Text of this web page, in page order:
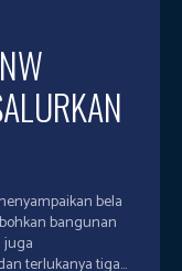
bela
bangunan
juga
terlukanya tiga...